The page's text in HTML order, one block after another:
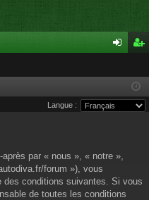
cri
pti
Langue :
par « nous », « notre »,
forum »), vous
des conditions suivantes. Si vous
de toutes les conditions